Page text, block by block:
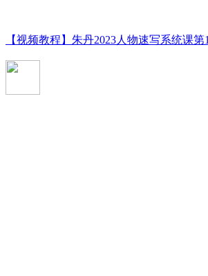
【视频教程】朱丹2023人物速写系统课